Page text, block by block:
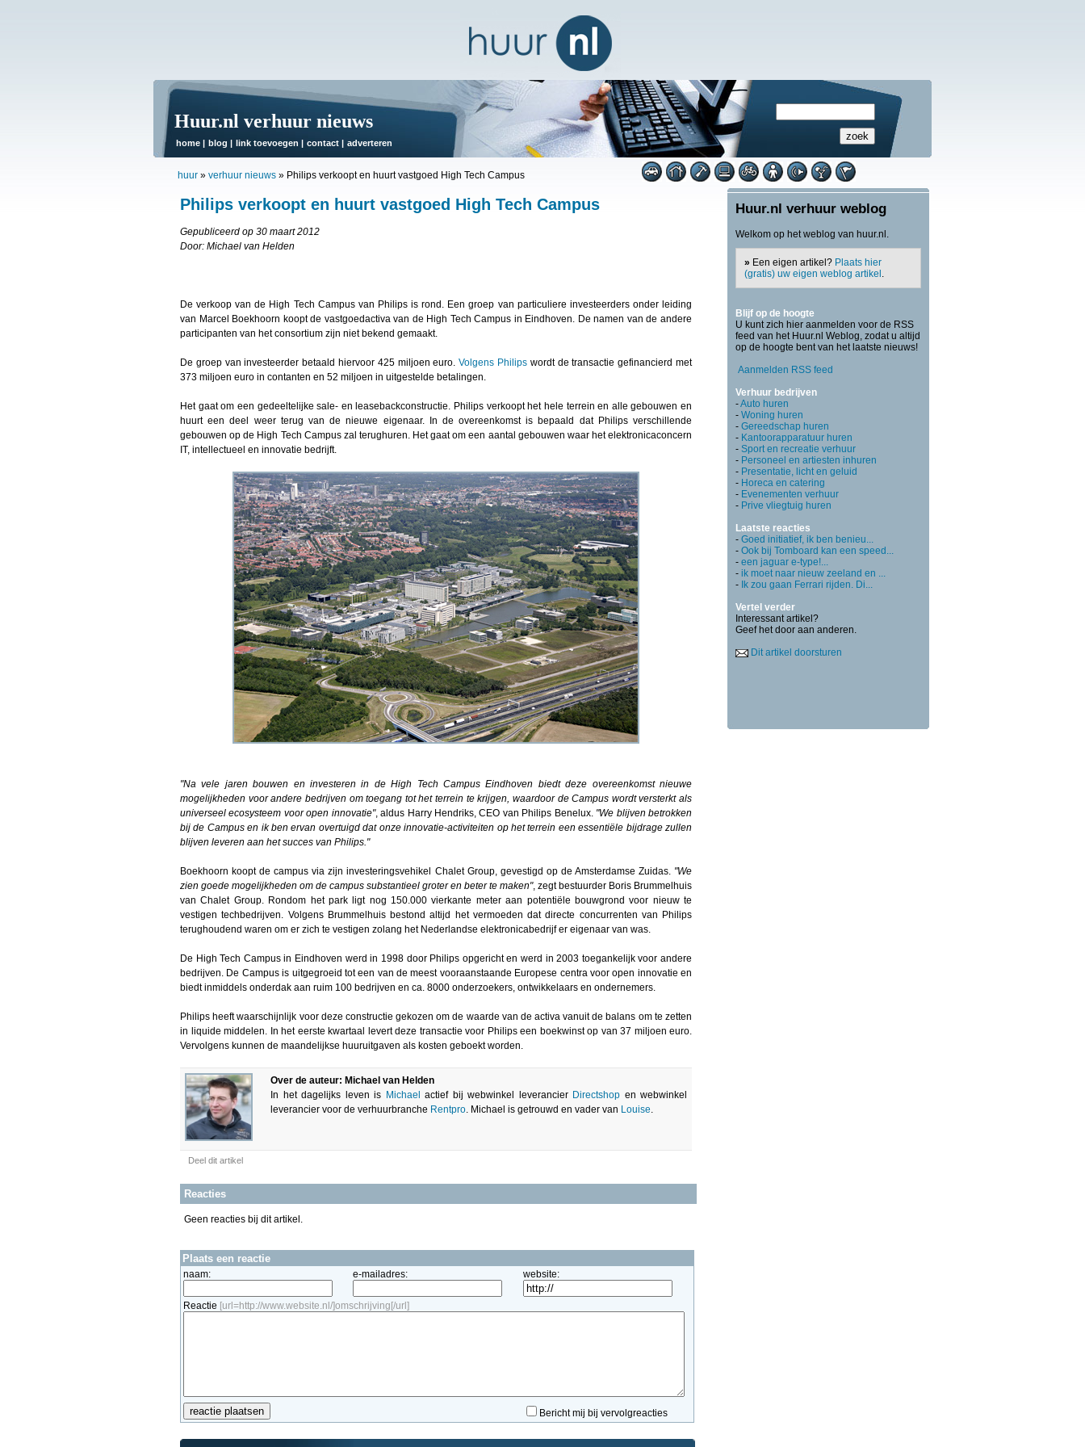
Huur.nl verhuur nieuws
home | blog | link toevoegen | contact | adverteren
huur » verhuur nieuws » Philips verkoopt en huurt vastgoed High Tech Campus
Philips verkoopt en huurt vastgoed High Tech Campus
Gepubliceerd op 30 maart 2012
Door: Michael van Helden
De verkoop van de High Tech Campus van Philips is rond. Een groep van particuliere investeerders onder leiding
van Marcel Boekhoorn koopt de vastgoedactiva van de High Tech Campus in Eindhoven. De namen van de andere
participanten van het consortium zijn niet bekend gemaakt.
De groep van investeerder betaald hiervoor 425 miljoen euro.Volgens Philips wordt de transactie gefinancierd met
373 miljoen euro in contanten en 52 miljoen in uitgestelde betalingen.
Het gaat om een gedeeltelijke sale- en leasebackconstructie. Philips verkoopt het hele terrein en alle gebouwen en
huurt een deel weer terug van de nieuwe eigenaar. In de overeenkomst is bepaald dat Philips verschillende
gebouwen op de High Tech Campus zal terughuren. Het gaat om een aantal gebouwen waar het elektronicaconcern
IT, intellectueel en innovatie bedrijft.
"Na vele jaren bouwen en investeren in de High Tech Campus Eindhoven biedt deze overeenkomst nieuwe
mogelijkheden voor andere bedrijven om toegang tot het terrein te krijgen, waardoor de Campus wordt versterkt als
universeel ecosysteem voor open innovatie", aldus Harry Hendriks, CEO van Philips Benelux. "We blijven betrokken
bij de Campus en ik ben ervan overtuigd dat onze innovatie-activiteiten op het terrein een essentiële bijdrage zullen
blijven leveren aan het succes van Philips."
Boekhoorn koopt de campus via zijn investeringsvehikel Chalet Group, gevestigd op de Amsterdamse Zuidas. "We
zien goede mogelijkheden om de campus substantieel groter en beter te maken", zegt bestuurder Boris Brummelhuis
van Chalet Group. Rondom het park ligt nog 150.000 vierkante meter aan potentiële bouwgrond voor nieuw te
vestigen techbedrijven. Volgens Brummelhuis bestond altijd het vermoeden dat directe concurrenten van Philips
terughoudend waren om er zich te vestigen zolang het Nederlandse elektronicabedrijf er eigenaar van was.
De High Tech Campus in Eindhoven werd in 1998 door Philips opgericht en werd in 2003 toegankelijk voor andere
bedrijven. De Campus is uitgegroeid tot een van de meest vooraanstaande Europese centra voor open innovatie en
biedt inmiddels onderdak aan ruim 100 bedrijven en ca. 8000 onderzoekers, ontwikkelaars en ondernemers.
Philips heeft waarschijnlijk voor deze constructie gekozen om de waarde van de activa vanuit de balans om te zetten
in liquide middelen. In het eerste kwartaal levert deze transactie voor Philips een boekwinst op van 37 miljoen euro.
Vervolgens kunnen de maandelijkse huuruitgaven als kosten geboekt worden.
Over de auteur: Michael van Helden
In het dagelijks leven is Michael actief bij webwinkel leverancier Directshop en webwinkel
leverancier voor de verhuurbranche Rentpro. Michael is getrouwd en vader van Louise.
Deel dit artikel
Reacties
Geen reacties bij dit artikel.
Plaats een reactie
naam: e-mailadres: website:
Reactie [url=http://www.website.nl/]omschrijving[/url]
Bericht mij bij vervolgreacties
Huur.nl verhuur weblog
Welkom op het weblog van huur.nl.
» Een eigen artikel? Plaats hier
(gratis) uw eigen weblog artikel .
Blijf op de hoogte
U kunt zich hier aanmelden voor de RSS
feed van het Huur.nl Weblog, zodat u altijd
op de hoogte bent van het laatste nieuws!
Aanmelden RSS feed
Verhuur bedrijven
-Auto huren
- Woning huren
- Gereedschap huren
- Kantoorapparatuur huren
- Sport en recreatie verhuur
- Personeel en artiesten inhuren
- Presentatie, licht en geluid
- Horeca en catering
- Evenementen verhuur
- Prive vliegtuig huren
Laatste reacties
- Goed initiatief, ik ben benieu...
- Ook bij Tomboard kan een speed...
- een jaguar e-type!...
- ik moet naar nieuw zeeland en ...
- Ik zou gaan Ferrari rijden. Di...
Vertel verder
Interessant artikel?
Geef het door aan anderen.
Dit artikel doorsturen